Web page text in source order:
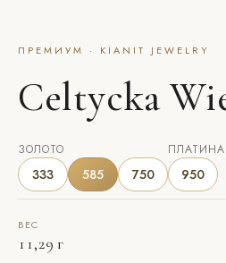
ПРЕМИУМ · KIANIT JEWELRY
Celtycka
ЗОЛОТО
333 585 750
ПЛАТИНА
950
ВЕС
11,29 г